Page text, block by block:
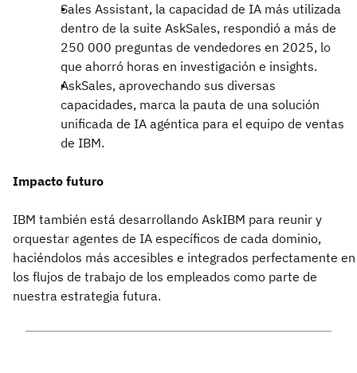
Sales Assistant, la capacidad de IA más utilizada
dentro de la suite AskSales, respondió a más de
250 000 preguntas de vendedores en 2025, lo
que ahorró horas en investigación e insights.
AskSales, aprovechando sus diversas
capacidades, marca la pauta de una solución
unificada de IA agéntica para el equipo de ventas
de IBM.
Impacto futuro
IBM también está desarrollando AskIBM para reunir y
orquestar agentes de IA específicos de cada dominio,
haciéndolos más accesibles e integrados perfectamente en
los flujos de trabajo de los empleados como parte de
nuestra estrategia futura.